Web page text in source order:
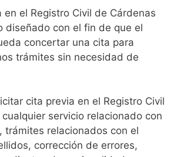
en el Registro Civil de Cárdenas
diseñado con el fin de que el
concertar una cita para
trámites sin necesidad de
cita previa en el Registro Civil
servicio relacionado con
trámites relacionados con el
corrección de errores,